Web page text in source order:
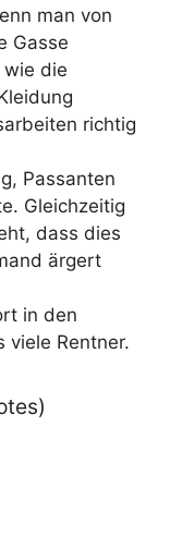
man von
Gasse
die
richtig
Passanten
Gleichzeitig
dass dies
ärgert
in den
viele Rentner.